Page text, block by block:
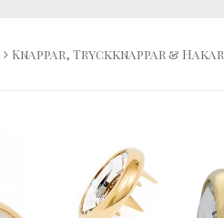
Knappar, Tryckknappar & Hakar